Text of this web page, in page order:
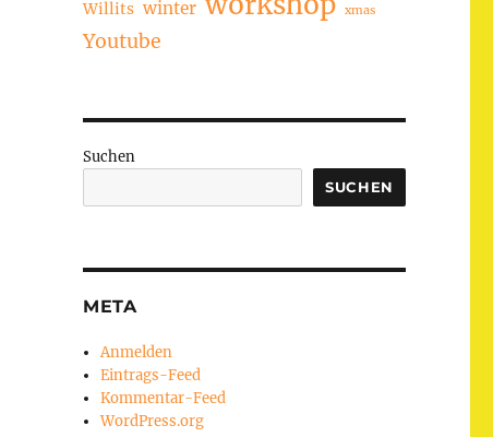
Willits winter xmas
Youtube
Suchen
SUCHEN
META
Anmelden
Eintrags-Feed
Kommentar-Feed
WordPress.org